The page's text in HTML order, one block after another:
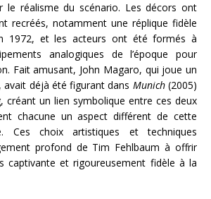
le réalisme du scénario. Les décors ont
recréés, notamment une réplique fidèle
1972, et les acteurs ont été formés à
analogiques de l’époque pour
Fait amusant, John Magaro, qui joue un
avait déjà été figurant dans Munich(2005)
créant un lien symbolique entre ces deux
chacune un aspect différent de cette
Ces choix artistiques et techniques
profond de Tim Fehlbaum à offrir
et rigoureusement fidèle à la